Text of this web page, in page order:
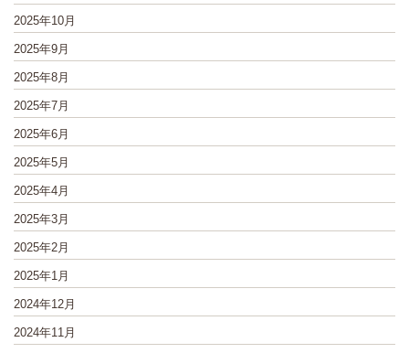
2025年10月
2025年9月
2025年8月
2025年7月
2025年6月
2025年5月
2025年4月
2025年3月
2025年2月
2025年1月
2024年12月
2024年11月